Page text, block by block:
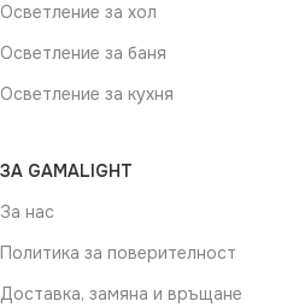
Осветление за хол
Осветление за баня
Осветление за кухня
ЗА GAMALIGHT
За нас
Политика за поверителност
Доставка, замяна и връщане